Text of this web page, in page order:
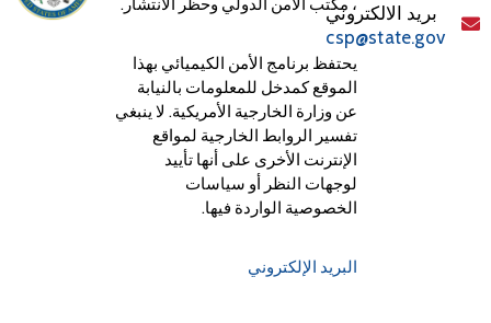
بريد الالكتروني
csp@state.gov
، مكتب الأمن الدولي وحظر الانتشار.
يحتفظ برنامج الأمن الكيميائي بهذا
الموقع كمدخل للمعلومات بالنيابة
عن وزارة الخارجية الأمريكية. لا ينبغي
تفسير الروابط الخارجية لمواقع
الإنترنت الأخرى على أنها تأييد
لوجهات النظر أو سياسات
الخصوصية الواردة فيها.
البريد الإلكتروني